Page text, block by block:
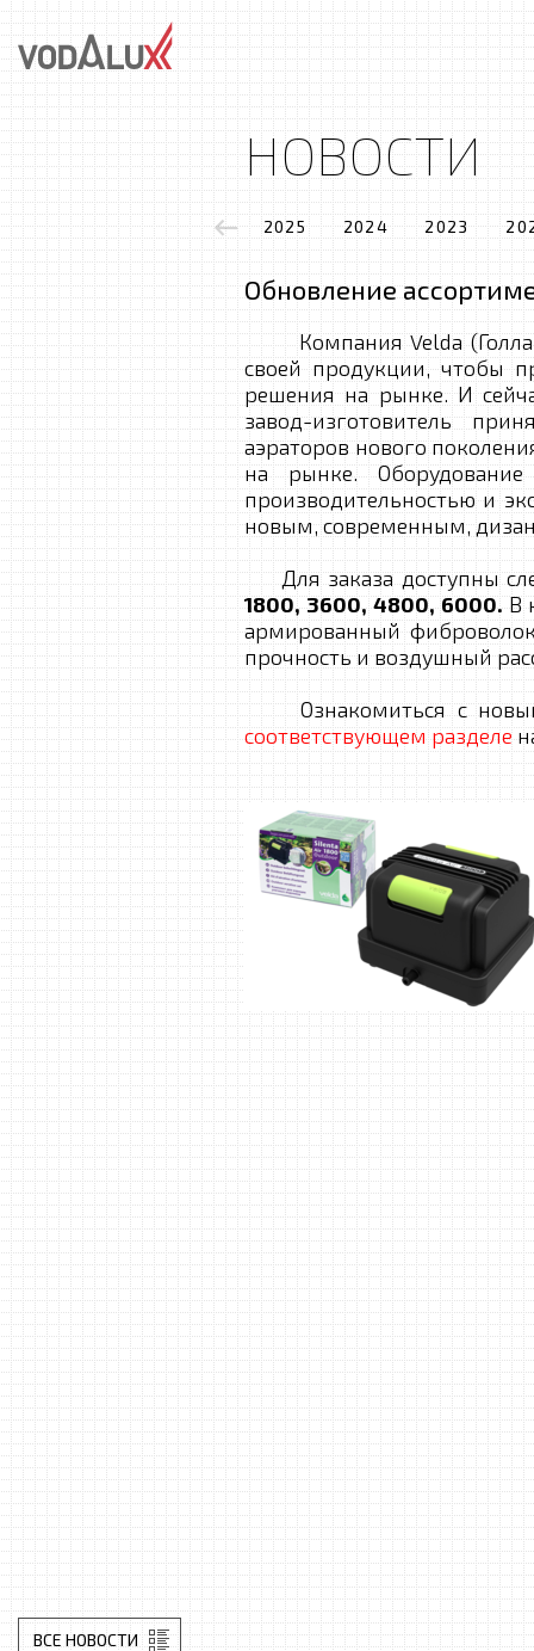
НОВОСТИ
2025 2024 2023
Обновление
Компания Velda
своей продукции, чтобы
решения на рынке. И
завод-изготовитель
аэраторов нового
на рынке.
производительностью и
новым, современным,
Для заказа доступны
1800, 3600, 4800, 6000.В
армированный
прочность и воздушный
Ознакомиться с новым
соответствующем разделе
ВСЕ НОВОСТИ